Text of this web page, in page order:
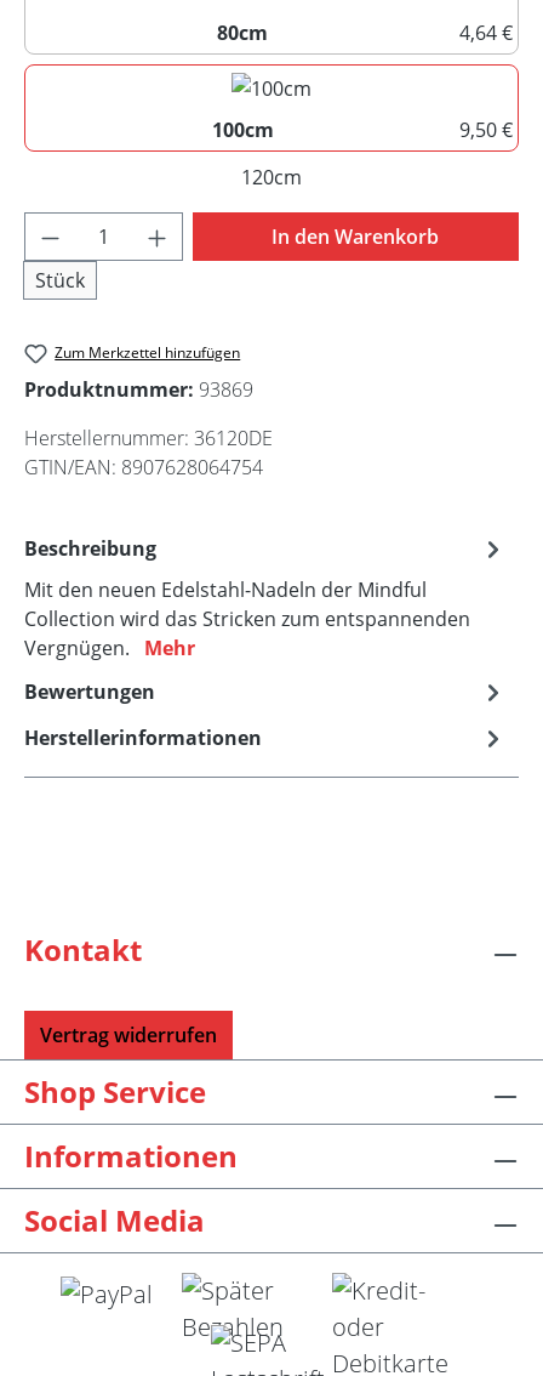
80cm
4,64 €
80cm
(Diese Option ist zurzeit nicht
100cm
9,50 €
100cm
120cm
Produkt Anzahl: Gib den gewünschten
Stück
In den Warenkorb
Zum Merkzettel hinzufügen
Produktnummer: 93869
Herstellernummer: 36120DE
GTIN/EAN: 8907628064754
Beschreibung
Mit den neuen Edelstahl-Nadeln der Mindful
Collection wird das Stricken zum entspannenden
Vergnügen. Mehr
Bewertungen
Herstellerinformationen
Kontakt
Vertrag widerrufen
Shop Service
Informationen
Social Media